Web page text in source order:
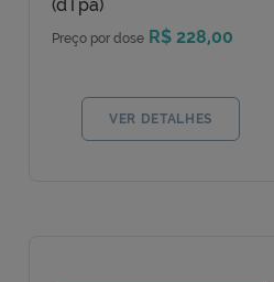
(dTpa)
Preço por dose R$ 228,00
VER DETALHES